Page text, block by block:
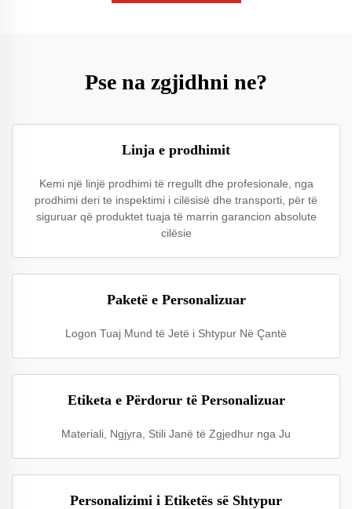
Pse na zgjidhni ne?
Linja e prodhimit
Kemi një linjë prodhimi të rregullt dhe profesionale, nga
prodhimi deri te inspektimi i cilësisë dhe transporti, për të
siguruar që produktet tuaja të marrin garancion absolute
cilësie
Paketë e Personalizuar
Logon Tuaj Mund të Jetë i Shtypur Në Çantë
Etiketa e Përdorur të Personalizuar
Materiali, Ngjyra, Stili Janë të Zgjedhur nga Ju
Personalizimi i Etiketës së Shtypur